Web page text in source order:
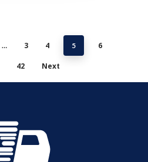
… 3 4 5 6
42 Next